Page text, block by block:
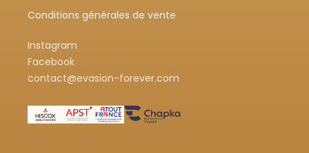
Conditions générales de vente
Instagram
Facebook
contact@evasion-forever.com